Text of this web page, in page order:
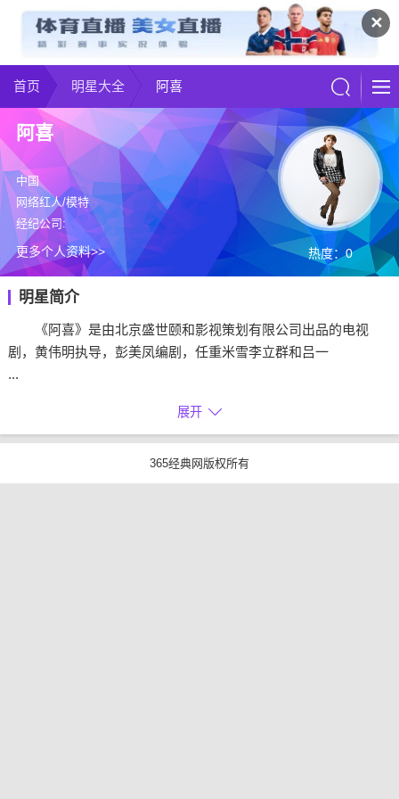
✕
首页 明星大全 阿喜
热度：0
阿喜
中国
网络红人/模特
经纪公司:
更多个人资料>>
明星简介
《阿喜》是由北京盛世颐和影视策划有限公司出品的电视
剧，黄伟明执导，彭美凤编剧，任重米雪李立群和吕一
...
展开
365经典网版权所有